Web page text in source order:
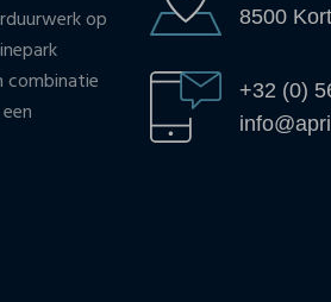
op
combinatie
8500
+32 (0)